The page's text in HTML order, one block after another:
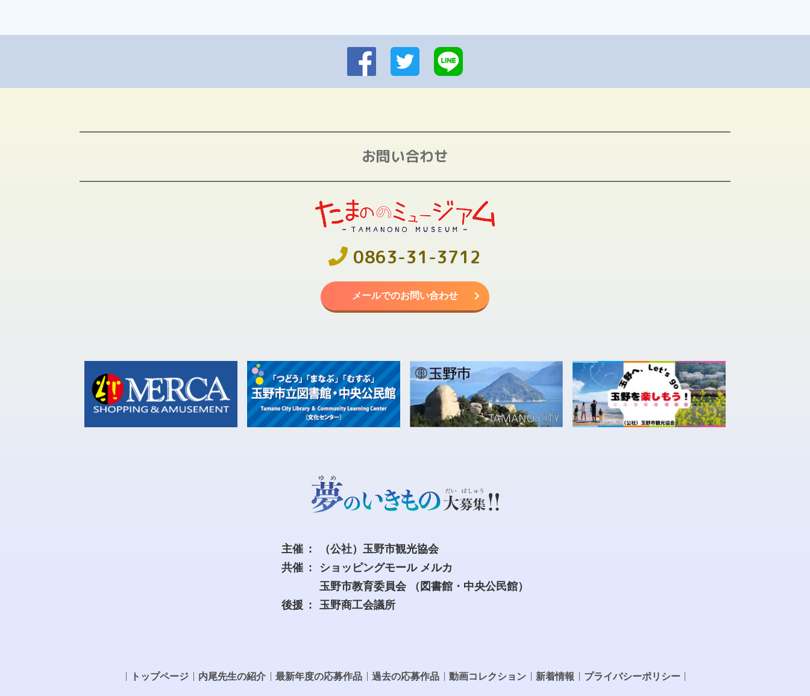
お問い合わせ
0863-31-3712
メールでのお問い合わせ
主催
（公社）玉野市観光協会
共催
ショッピングモール メルカ
玉野市教育委員会
（図書館・中央公民館）
後援
玉野商工会議所
トップページ 内尾先生の紹介 最新年度の応募作品 過去の応募作品 動画コレクション 新着情報 プライバシーポリシー